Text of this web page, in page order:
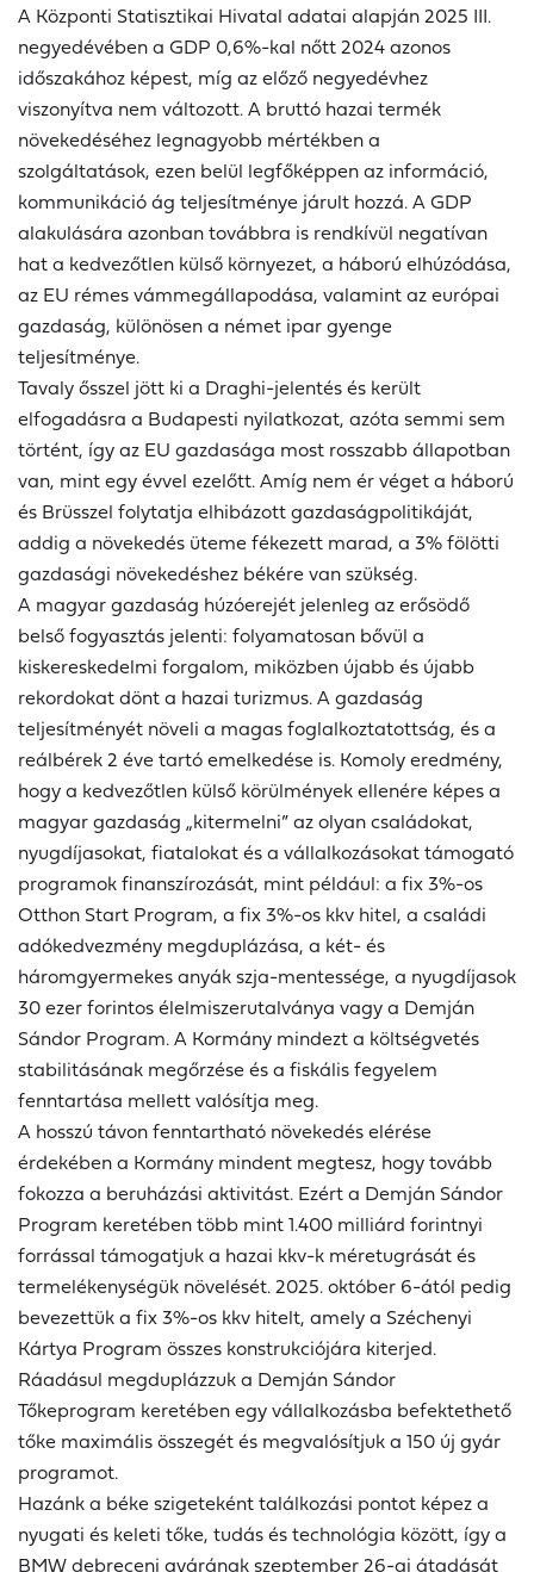
A Központi Statisztikai Hivatal adatai alapján 2025 III.
negyedévében a GDP 0,6%-kal nőtt 2024 azonos
időszakához képest, míg az előző negyedévhez
viszonyítva nem változott. A bruttó hazai termék
növekedéséhez legnagyobb mértékben a
szolgáltatások, ezen belül legfőképpen az információ,
kommunikáció ág teljesítménye járult hozzá. A GDP
alakulására azonban továbbra is rendkívül negatívan
hat a kedvezőtlen külső környezet, a háború elhúzódása,
az EU rémes vámmegállapodása, valamint az európai
gazdaság, különösen a német ipar gyenge
teljesítménye.
Tavaly ősszel jött ki a Draghi-jelentés és került
elfogadásra a Budapesti nyilatkozat, azóta semmi sem
történt, így az EU gazdasága most rosszabb állapotban
van, mint egy évvel ezelőtt. Amíg nem ér véget a háború
és Brüsszel folytatja elhibázott gazdaságpolitikáját,
addig a növekedés üteme fékezett marad, a 3% fölötti
gazdasági növekedéshez békére van szükség.
A magyar gazdaság húzóerejét jelenleg az erősödő
belső fogyasztás jelenti: folyamatosan bővül a
kiskereskedelmi forgalom, miközben újabb és újabb
rekordokat dönt a hazai turizmus. A gazdaság
teljesítményét növeli a magas foglalkoztatottság, és a
reálbérek 2 éve tartó emelkedése is. Komoly eredmény,
hogy a kedvezőtlen külső körülmények ellenére képes a
magyar gazdaság „kitermelni” az olyan családokat,
nyugdíjasokat, fiatalokat és a vállalkozásokat támogató
programok finanszírozását, mint például: a fix 3%-os
Otthon Start Program, a fix 3%-os kkv hitel, a családi
adókedvezmény megduplázása, a két- és
háromgyermekes anyák szja-mentessége, a nyugdíjasok
30 ezer forintos élelmiszerutalványa vagy a Demján
Sándor Program. A Kormány mindezt a költségvetés
stabilitásának megőrzése és a fiskális fegyelem
fenntartása mellett valósítja meg.
A hosszú távon fenntartható növekedés elérése
érdekében a Kormány mindent megtesz, hogy tovább
fokozza a beruházási aktivitást. Ezért a Demján Sándor
Program keretében több mint 1.400 milliárd forintnyi
forrással támogatjuk a hazai kkv-k méretugrását és
termelékenységük növelését. 2025. október 6-ától pedig
bevezettük a fix 3%-os kkv hitelt, amely a Széchenyi
Kártya Program összes konstrukciójára kiterjed.
Ráadásul megduplázzuk a Demján Sándor
Tőkeprogram keretében egy vállalkozásba befektethető
tőke maximális összegét és megvalósítjuk a 150 új gyár
programot.
Hazánk a béke szigeteként találkozási pontot képez a
nyugati és keleti tőke, tudás és technológia között, így a
BMW debreceni gyárának szeptember 26-ai átadását